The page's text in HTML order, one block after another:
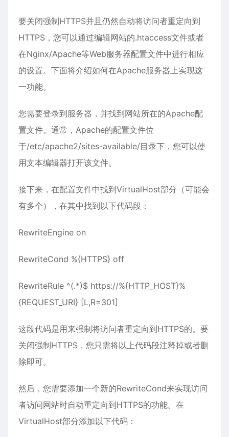
要关闭强制HTTPS并且仍然自动将访问者重定向到
HTTPS，您可以通过编辑网站的.htaccess文件或者
在Nginx/Apache等Web服务器配置文件中进行相应
的设置。下面将介绍如何在Apache服务器上实现这
一功能。
您需要登录到服务器，并找到网站所在的Apache配
置文件。通常，Apache的配置文件位
于/etc/apache2/sites-available/目录下，您可以使
用文本编辑器打开该文件。
接下来，在配置文件中找到VirtualHost部分（可能会
有多个），在其中找到以下代码段：
RewriteEngine on
RewriteCond %{HTTPS} off
RewriteRule ^(.*)$ https://%{HTTP_HOST}%
{REQUEST_URI} [L,R=301]
这段代码是用来强制将访问者重定向到HTTPS的。要
关闭强制HTTPS，您只需将以上代码段注释掉或者删
除即可。
然后，您需要添加一个新的RewriteCond来实现访问
者访问网站时自动重定向到HTTPS的功能。在
VirtualHost部分添加以下代码：